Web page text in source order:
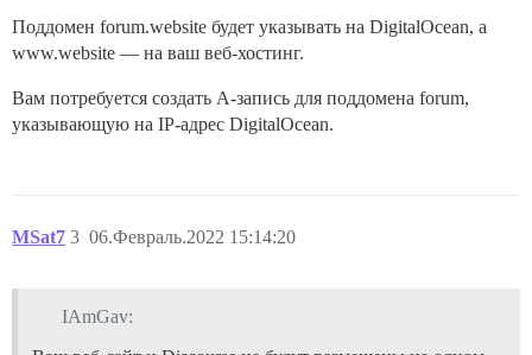
Поддомен forum.website будет указывать на DigitalOcean, а
www.website — на ваш веб-хостинг.
Вам потребуется создать A-запись для поддомена forum,
указывающую на IP-адрес DigitalOcean.
MSat7 06.Февраль.2022 15:14:20
3
IAmGav: